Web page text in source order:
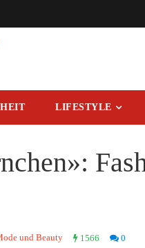
LIFESTYLE
und Beauty 1566 0